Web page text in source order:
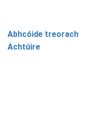
Abhcóide treorach
Achtúire